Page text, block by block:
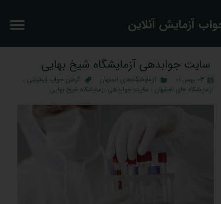
آزمایش آنلاین
سایت جوابدهی آزمایشگاه شیخ بهایی
۰۳ بهمن ۰۱ آزمایشگاه‌های اصفهان گرفتن جواب اینترنتی ،
آزمایشگاه های اصفهان ، سایت جوابدهی آزمایشگاه شیخ بهایی